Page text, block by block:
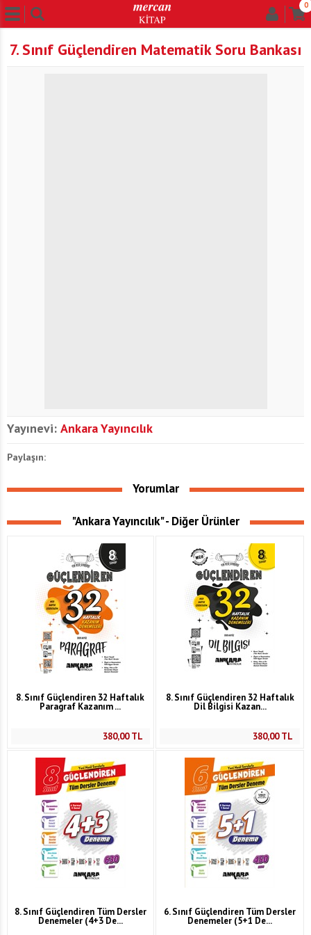
0
7. Sınıf Güçlendiren Matematik Soru Bankası
Yayınevi: Ankara Yayıncılık
Paylaşın:
Yorumlar
"Ankara Yayıncılık" - Diğer Ürünler
8. Sınıf Güçlendiren 32 Haftalık
Paragraf Kazanım ...
380,00TL
8. Sınıf Güçlendiren 32 Haftalık
Dil Bilgisi Kazan...
380,00TL
8. Sınıf Güçlendiren Tüm Dersler
Denemeler (4+3 De...
6. Sınıf Güçlendiren Tüm Dersler
Denemeler (5+1 De...